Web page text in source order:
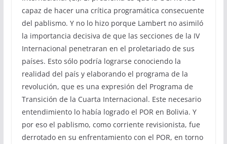
capaz de hacer una crítica programática consecuente
del pablismo. Y no lo hizo porque Lambert no asimiló
la importancia decisiva de que las secciones de la IV
Internacional penetraran en el proletariado de sus
países. Esto sólo podría lograrse conociendo la
realidad del país y elaborando el programa de la
revolución, que es una expresión del Programa de
Transición de la Cuarta Internacional. Este necesario
entendimiento lo había logrado el POR en Bolivia. Y
por eso el pablismo, como corriente revisionista, fue
derrotado en su enfrentamiento con el POR, en torno